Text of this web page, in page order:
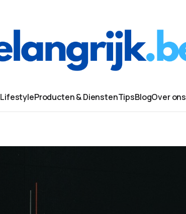
LifestyleProducten & DienstenTipsBlogOver ons